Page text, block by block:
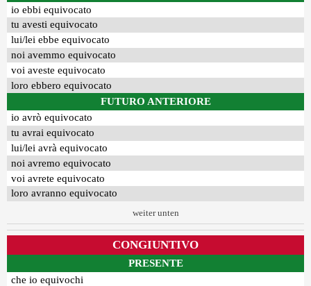
io ebbi equivocato
tu avesti equivocato
lui/lei ebbe equivocato
noi avemmo equivocato
voi aveste equivocato
loro ebbero equivocato
FUTURO ANTERIORE
io avrò equivocato
tu avrai equivocato
lui/lei avrà equivocato
noi avremo equivocato
voi avrete equivocato
loro avranno equivocato
weiter unten
CONGIUNTIVO
PRESENTE
che io equivochi